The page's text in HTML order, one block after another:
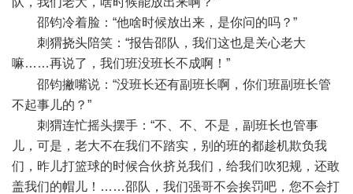
邵钧冷着脸：“他啥时候放出来，是你问的吗？”
刺猬挠头陪笑：“报告邵队，我们这也是关心老大
嘛……再说了，我们班没班长不成啊！”
邵钧撇嘴说：“没班长还有副班长啊，你们班副班长管
不起事儿的？”
刺猬连忙摇头摆手：“不、不、不是，副班长也管事
儿，可是，老大不在我们不踏实，别的班的都趁机欺负我
们，昨儿打篮球的时候合伙挤兑我们，给我们吹犯规，还敢
盖我们的帽儿！……邵队，我们强哥不会挨罚吧，您不会打